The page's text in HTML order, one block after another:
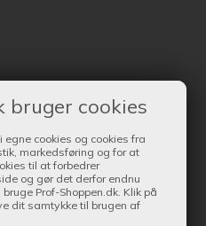
bruger cookies
egne cookies og cookies fra
markedsføring og for at
til at forbedrer
og gør det derfor endnu
Prof-Shoppen.dk. Klik på
dit samtykke til brugen af
NV.
Stor Skov, Park og Have center
og tilbehør